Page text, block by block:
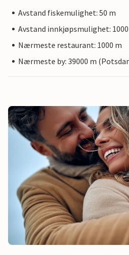
Avstand fiskemulighet: 50 m
Avstand innkjøpsmulighet:
Nærmeste restaurant: 1000 m
Nærmeste by: 39000 m